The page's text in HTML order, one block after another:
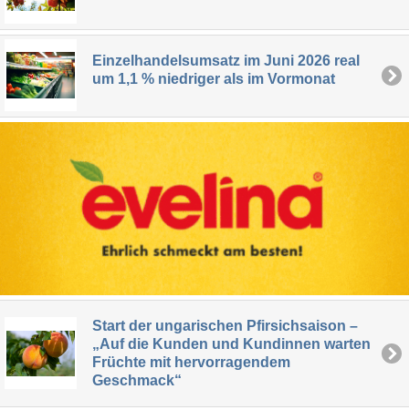
Einzelhandelsumsatz im Juni 2026 real
um 1,1 % niedriger als im Vormonat
Start der ungarischen Pfirsichsaison –
„Auf die Kunden und Kundinnen warten
Früchte mit hervorragendem
Geschmack“